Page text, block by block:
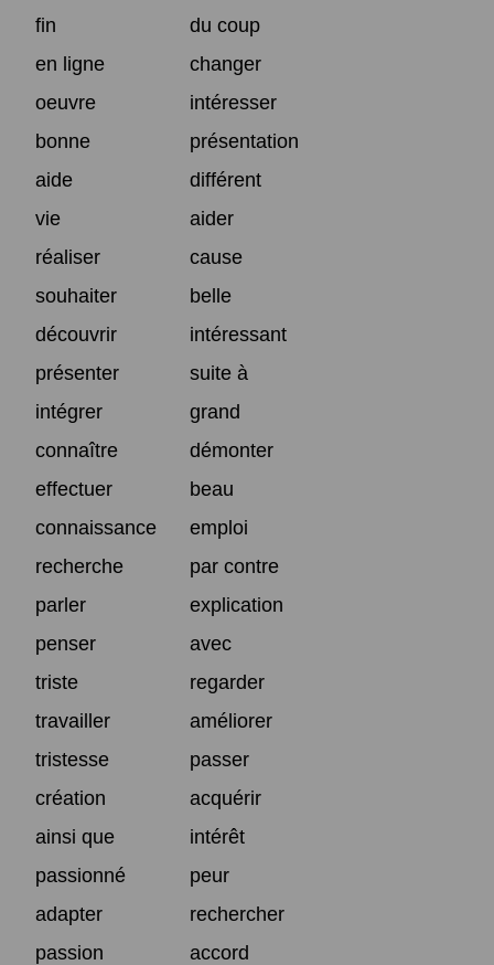
fin
du coup
en ligne
changer
oeuvre
intéresser
bonne
présentation
aide
différent
vie
aider
réaliser
cause
souhaiter
belle
découvrir
intéressant
présenter
suite à
intégrer
grand
connaître
démonter
effectuer
beau
connaissance
emploi
recherche
par contre
parler
explication
penser
avec
triste
regarder
travailler
améliorer
tristesse
passer
création
acquérir
ainsi que
intérêt
passionné
peur
adapter
rechercher
passion
accord